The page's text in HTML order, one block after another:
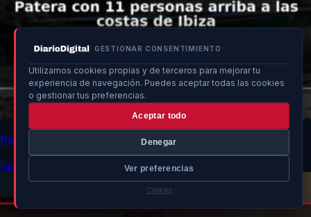
GESTIONAR CONSENTIMIENTO
Utilizamos cookies propias y de terceros para mejorar tu
experiencia de navegación. Puedes aceptar todas las cookies
o gestionar tus preferencias.
Aceptar todo
Denegar
Ver preferencias
Cookies
Patera con 11 personas arriba a las costas de Ibiza
hace 6h